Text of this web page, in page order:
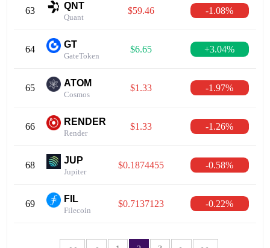
63 QNT
Quant
$59.46 -1.08%
64 GT
GateToken
$6.65 +3.04%
65 ATOM
Cosmos
$1.33 -1.97%
66 RENDER
Render
$1.33 -1.26%
68 JUP
Jupiter
$0.1874455 -0.58%
69 FIL
Filecoin
$0.7137123 -0.22%